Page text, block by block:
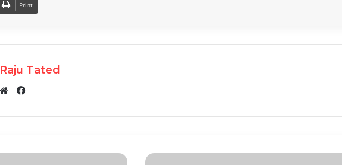
Print
Raju Tated
Facebook